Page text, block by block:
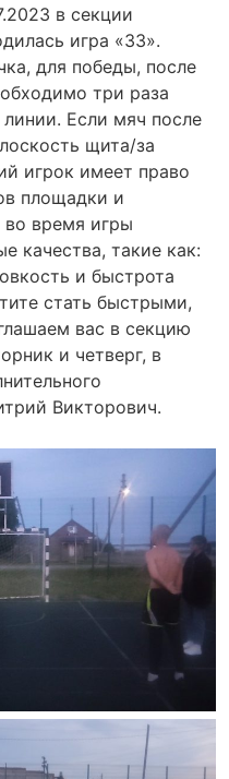
в секции
игра «33».
для победы, после
три раза
Если мяч после
щита/за
игрок имеет право
площадки и
во время игры
качества, такие как:
и быстрота
стать быстрыми,
вас в секцию
и четверг, в
Викторович.